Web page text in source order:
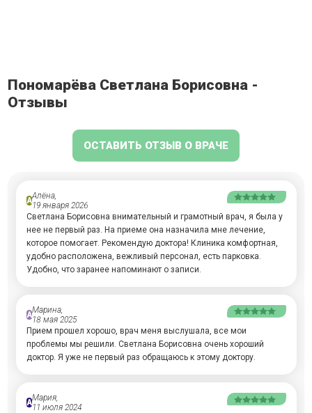
Пономарёва Светлана Борисовна -
Отзывы
ОСТАВИТЬ ОТЗЫВ О ВРАЧЕ
ААлёна,
19 января 2026
Светлана Борисовна внимательный и грамотный врач, я была у
нее не первый раз. На приеме она назначила мне лечение,
которое помогает. Рекомендую доктора! Клиника комфортная,
удобно расположена, вежливый персонал, есть парковка.
Удобно, что заранее напоминают о записи.
АМарина,
18 мая 2025
Прием прошел хорошо, врач меня выслушала, все мои
проблемы мы решили. Светлана Борисовна очень хороший
доктор. Я уже не первый раз обращаюсь к этому доктору.
АМария,
11 июля 2024